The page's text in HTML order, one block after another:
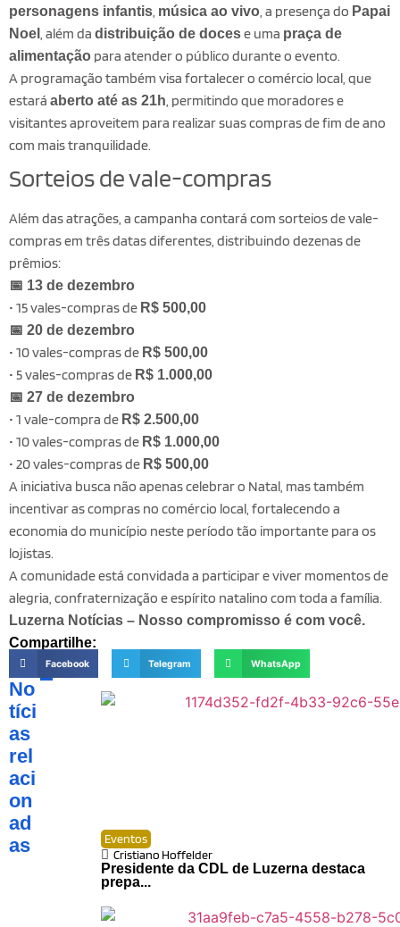
personagens infantis, música ao vivo, a presença do Papai
Noel , além da distribuição de docese uma praça de
alimentação para atender o público durante o evento.
A programação também visa fortalecer o comércio local, que
estará aberto até as 21h, permitindo que moradores e
visitantes aproveitem para realizar suas compras de fim de ano
com mais tranquilidade.
Sorteios de vale-compras
Além das atrações, a campanha contará com sorteios de vale-
compras em três datas diferentes, distribuindo dezenas de
prêmios:
📅 13 de dezembro
• 15 vales-compras de R$ 500,00
📅 20 de dezembro
• 10 vales-compras de R$ 500,00
• 5 vales-compras de R$ 1.000,00
📅 27 de dezembro
• 1 vale-compra de R$ 2.500,00
• 10 vales-compras de R$ 1.000,00
• 20 vales-compras de R$ 500,00
A iniciativa busca não apenas celebrar o Natal, mas também
incentivar as compras no comércio local, fortalecendo a
economia do município neste período tão importante para os
lojistas.
A comunidade está convidada a participar e viver momentos de
alegria, confraternização e espírito natalino com toda a família.
Luzerna Notícias – Nosso compromisso é com você.
Compartilhe:
Facebook Telegram WhatsApp
No
tíci
as
rel
aci
on
ad
as
Eventos
Cristiano Hoffelder
Presidente da CDL de Luzerna destaca
prepa...